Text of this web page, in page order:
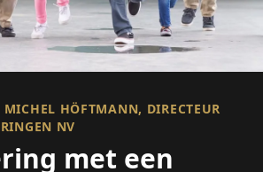
HÖFTMANN, DIRECTEUR
NV
met een